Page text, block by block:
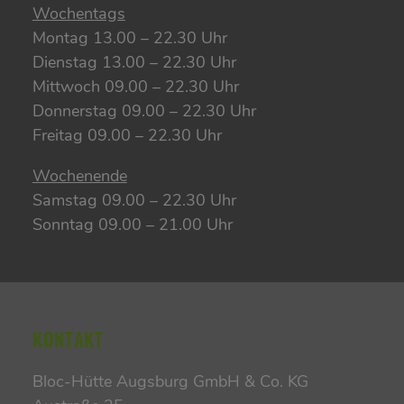
Wochentags
Montag 13.00 – 22.30 Uhr
Dienstag 13.00 – 22.30 Uhr
Mittwoch 09.00 – 22.30 Uhr
Donnerstag 09.00 – 22.30 Uhr
Freitag 09.00 – 22.30 Uhr
Wochenende
Samstag 09.00 – 22.30 Uhr
Sonntag 09.00 – 21.00 Uhr
KONTAKT
Bloc-Hütte Augsburg GmbH & Co. KG